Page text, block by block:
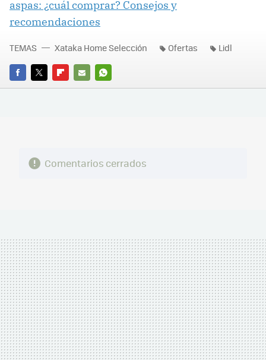
aspas: ¿cuál comprar? Consejos y
recomendaciones
FACEBOOK
TWITTERFLIPBOARD
E-
WHATSAPP
TEMAS Xataka Home Selección Ofertas Lidl
Comentarios cerrados